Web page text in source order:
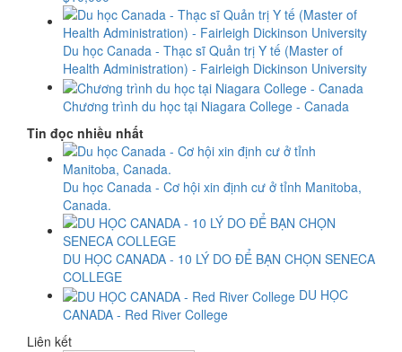
Du học Canada - Thạc sĩ Quản trị Y tế (Master of
Health Administration) - Fairleigh Dickinson University
Chương trình du học tại Niagara College - Canada
Tin đọc nhiều nhất
Du học Canada - Cơ hội xin định cư ở tỉnh Manitoba,
Canada.
DU HỌC CANADA - 10 LÝ DO ĐỂ BẠN CHỌN SENECA
COLLEGE
DU HỌC
CANADA - Red River College
Liên kết